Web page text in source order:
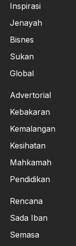
Inspirasi
Jenayah
Bisnes
Sukan
Global
Advertorial
Kebakaran
Kemalangan
Kesihatan
Mahkamah
Pendidikan
Rencana
Sada Iban
Semasa